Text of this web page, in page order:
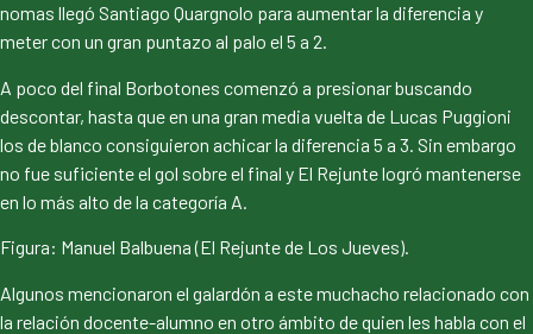
nomas llegó Santiago Quargnolo para aumentar la diferencia y
meter con un gran puntazo al palo el 5 a 2.
A poco del final Borbotones comenzó a presionar buscando
descontar, hasta que en una gran media vuelta de Lucas Puggioni
los de blanco consiguieron achicar la diferencia 5 a 3. Sin embargo
no fue suficiente el gol sobre el final y El Rejunte logró mantenerse
en lo más alto de la categoría A.
Figura: Manuel Balbuena (El Rejunte de Los Jueves).
Algunos mencionaron el galardón a este muchacho relacionado con
la relación docente-alumno en otro ámbito de quien les habla con el